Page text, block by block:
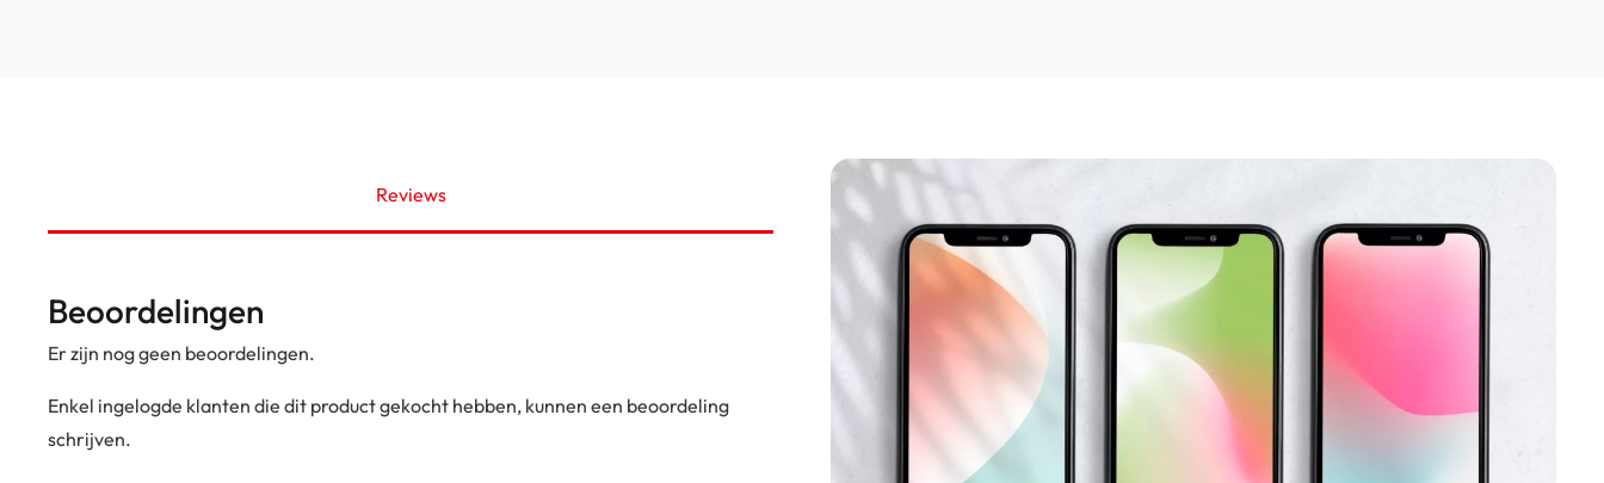
Reviews
Beoordelingen
Er zijn nog geen beoordelingen.
Enkel ingelogde klanten die dit product gekocht hebben, kunnen een beoordeling
schrijven.